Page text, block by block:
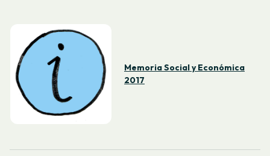
Memoria Social y Económica
2017